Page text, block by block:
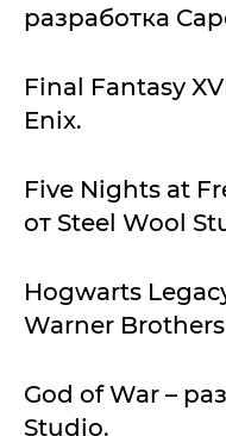
разработка
Final Fantasy
Enix.
Five Nights at
от Steel Wool
Hogwarts
Warner Brothers
God of War –
Studio.